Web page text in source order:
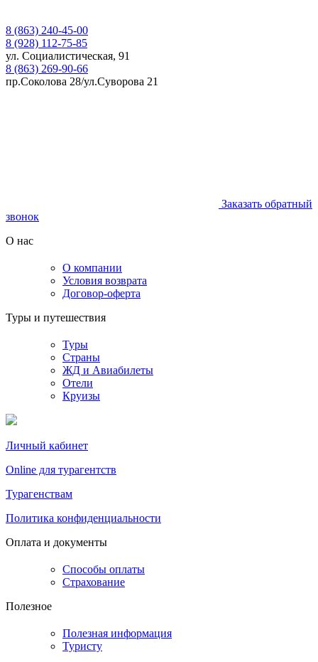
8 (863) 240-45-00
8 (928) 112-75-85
ул. Социалистическая, 91
8 (863) 269-90-66
пр.Соколова 28/ул.Суворова 21
Заказать обратный
звонок
О нас
О компании
Условия возврата
Договор-оферта
Туры и путешествия
Туры
Страны
ЖД и Авиабилеты
Отели
Круизы
Личный кабинет
Online для турагентств
Турагенствам
Политика конфиденциальности
Оплата и документы
Способы оплаты
Страхование
Полезное
Полезная информация
Туристу